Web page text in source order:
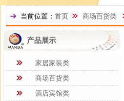
当前位置： 首页 商场百货类
产品展示
家居家装类
商场百货类
酒店宾馆类